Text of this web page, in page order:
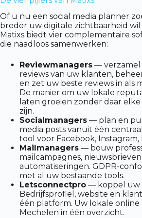
Of u nu een social media planner
breder uw digitale zichtbaarheid
Matixs biedt vier complementaire
die naadloos samenwerken:
Reviewmanagers — verzamel
reviews van uw klanten,
en zet uw beste reviews in als
De manier om uw lokale
laten groeien zonder daar
zijn.
Socialmanagers — plan en
media posts vanuit één
tool voor Facebook,
Mailmanagers — bouw
mailcampagnes,
automatiseringen. GDPR-
met al uw bestaande tools.
Letsconnectpro — koppel uw
Bedrijfsprofiel, website en
één platform. Uw lokale online
Mechelen in één overzicht.